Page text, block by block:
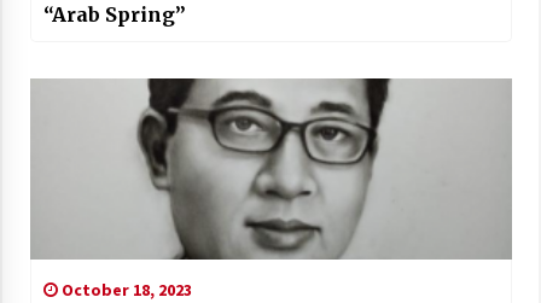
“Arab Spring”
October 18, 2023